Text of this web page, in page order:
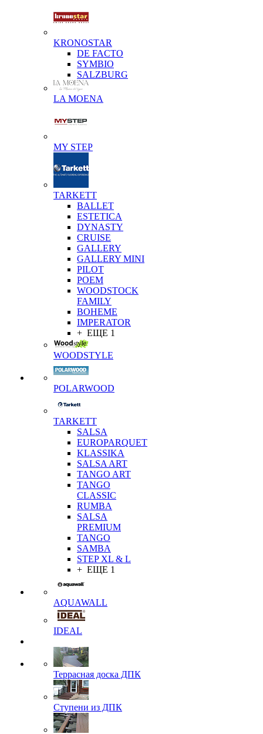
KRONOSTAR
DE FACTO
SYMBIO
SALZBURG
LA MOENA
MY STEP
TARKETT
BALLET
ESTETICA
DYNASTY
CRUISE
GALLERY
GALLERY MINI
PILOT
POEM
WOODSTOCK
FAMILY
BOHEME
IMPERATOR
+ ЕЩЕ 1
WOODSTYLE
POLARWOOD
TARKETT
SALSA
EUROPARQUET
KLASSIKA
SALSA ART
TANGO ART
TANGO
CLASSIC
RUMBA
SALSA
PREMIUM
TANGO
SAMBA
STEP XL & L
+ ЕЩЕ 1
AQUAWALL
IDEAL
Террасная доска ДПК
Ступени из ДПК